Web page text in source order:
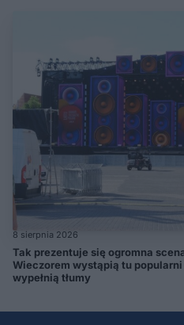
8 sierpnia 2026
Tak prezentuje się ogromna
Wieczorem wystąpią tu
wypełnią tłumy